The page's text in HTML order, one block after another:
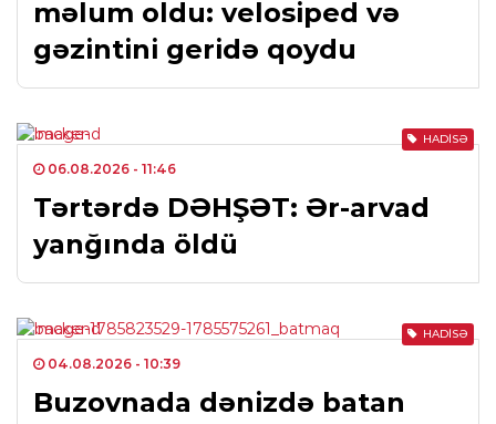
məlum oldu: velosiped və
gəzintini geridə qoydu
HADISƏ
06.08.2026 - 11:46
Tərtərdə DƏHŞƏT: Ər-arvad
yanğında öldü
HADISƏ
04.08.2026 - 10:39
Buzovnada dənizdə batan